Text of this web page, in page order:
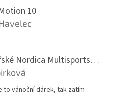
10
je 5 z 5 hvězdiček.
Ponožky lyžařské Nordica Multisports Winter dvojbalení
je 5 z 5 hvězdiček.
to vánoční dárek, tak zatím